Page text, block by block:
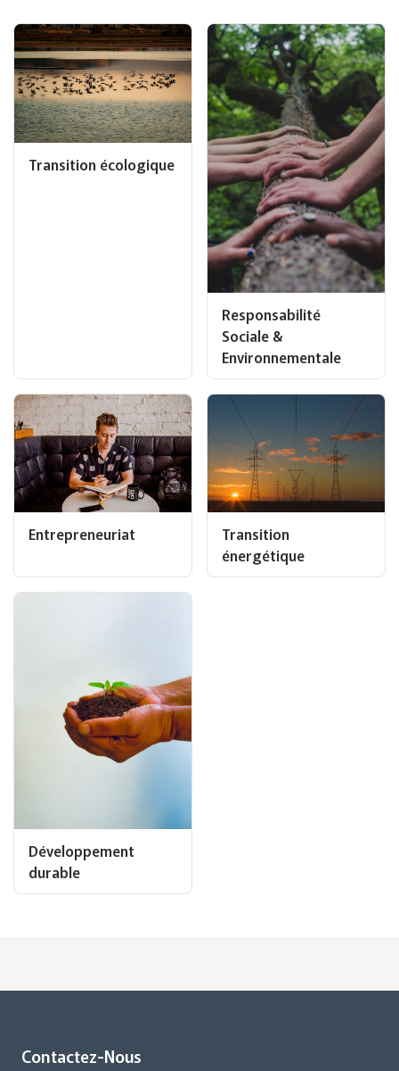
Transition écologique
Responsabilité
Sociale &
Environnementale
Entrepreneuriat
Transition
énergétique
Développement
durable
Contactez-Nous